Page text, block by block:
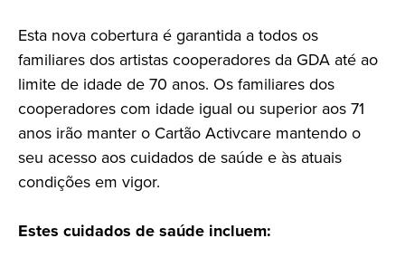
Esta nova cobertura é garantida a todos os
familiares dos artistas cooperadores da GDA até ao
limite de idade de 70 anos. Os familiares dos
cooperadores com idade igual ou superior aos 71
anos irão manter o Cartão Activcare mantendo o
seu acesso aos cuidados de saúde e às atuais
condições em vigor.
Estes cuidados de saúde incluem: